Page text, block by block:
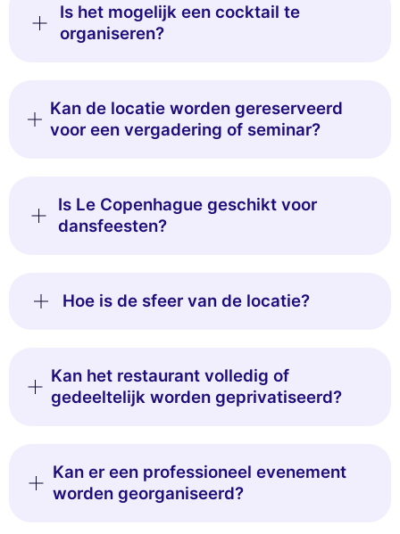
Is het mogelijk een cocktail te
organiseren?
Kan de locatie worden gereserveerd
voor een vergadering of seminar?
Is Le Copenhague geschikt voor
dansfeesten?
Hoe is de sfeer van de locatie?
Kan het restaurant volledig of
gedeeltelijk worden geprivatiseerd?
Kan er een professioneel evenement
worden georganiseerd?